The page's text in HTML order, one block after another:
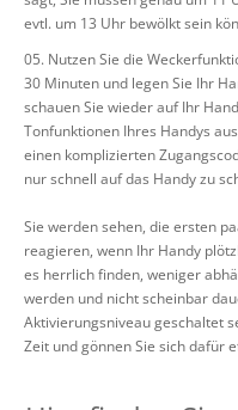
evtl. um 13 Uhr bewölkt sein
Nutzen Sie die
30 Minuten und legen Sie Ihr
schauen Sie wieder auf Ihr
Tonfunktionen Ihres Handys
einen komplizierten
nur schnell auf das Handy zu
Sie werden sehen, die ersten
reagieren, wenn Ihr Handy
es herrlich finden, weniger
werden und nicht scheinbar
Aktivierungsniveau geschaltet
Zeit und gönnen Sie sich dafür